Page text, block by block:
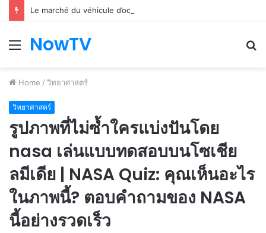
Le marché du véhicule d’occasion en plein essor
Menu
NowTV
Home / วิทยาศาสตร์
วิทยาศาสตร์
รูปภาพที่ไม่ซ้ำใครแบ่งปันโดย
nasa เล่นแบบทดสอบบนโซเชีย
ลมีเดีย | NASA Quiz: คุณเห็นอะไร
ในภาพนี้? ตอบคำถามของ NASA
นี้อย่างรวดเร็ว